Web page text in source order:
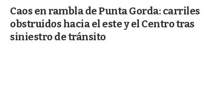
Caos en rambla de Punta Gorda: carriles
obstruidos hacia el este y el Centro tras
siniestro de tránsito